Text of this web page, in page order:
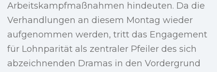
Arbeitskampfmaßnahmen hindeuten. Da die
Verhandlungen an diesem Montag wieder
aufgenommen werden, tritt das Engagement
für Lohnparität als zentraler Pfeiler des sich
abzeichnenden Dramas in den Vordergrund